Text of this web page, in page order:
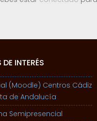
DE INTERÉS
(Moodle) Centros Cádiz
de Andalucía
Semipresencial